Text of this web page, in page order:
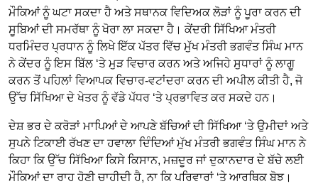
ਮੌਕਿਆਂ ਨੂੰ ਘਟਾ ਸਕਦਾ ਹੈ ਅਤੇ ਸਥਾਨਕ ਵਿਦਿਅਕ ਲੋੜਾਂ ਨੂੰ ਪੂਰਾ ਕਰਨ ਦੀ
ਸੂਬਿਆਂ ਦੀ ਸਮਰੱਥਾ ਨੂੰ ਖੋਰਾ ਲਾ ਸਕਦਾ ਹੈ। ਕੇਂਦਰੀ ਸਿੱਖਿਆ ਮੰਤਰੀ
ਧਰਮਿੰਦਰ ਪ੍ਰਧਾਨ ਨੂੰ ਲਿਖੇ ਇੱਕ ਪੱਤਰ ਵਿੱਚ ਮੁੱਖ ਮੰਤਰੀ ਭਗਵੰਤ ਸਿੰਘ ਮਾਨ
ਨੇ ਕੇਂਦਰ ਨੂੰ ਇਸ ਬਿੱਲ ‘ਤੇ ਮੁੜ ਵਿਚਾਰ ਕਰਨ ਅਤੇ ਅਜਿਹੇ ਸੁਧਾਰਾਂ ਨੂੰ ਲਾਗੂ
ਕਰਨ ਤੋਂ ਪਹਿਲਾਂ ਵਿਆਪਕ ਵਿਚਾਰ-ਵਟਾਂਦਰਾ ਕਰਨ ਦੀ ਅਪੀਲ ਕੀਤੀ ਹੈ, ਜੋ
ਉੱਚ ਸਿੱਖਿਆ ਦੇ ਖੇਤਰ ਨੂੰ ਵੱਡੇ ਪੱਧਰ ‘ਤੇ ਪ੍ਰਭਾਵਿਤ ਕਰ ਸਕਦੇ ਹਨ।
ਦੇਸ਼ ਭਰ ਦੇ ਕਰੋੜਾਂ ਮਾਪਿਆਂ ਦੇ ਆਪਣੇ ਬੱਚਿਆਂ ਦੀ ਸਿੱਖਿਆ ‘ਤੇ ਉਮੀਦਾਂ ਅਤੇ
ਸੁਪਨੇ ਟਿਕਾਈ ਰੱਖਣ ਦਾ ਹਵਾਲਾ ਦਿੰਦਿਆਂ ਮੁੱਖ ਮੰਤਰੀ ਭਗਵੰਤ ਸਿੰਘ ਮਾਨ ਨੇ
ਕਿਹਾ ਕਿ ਉੱਚ ਸਿੱਖਿਆ ਕਿਸੇ ਕਿਸਾਨ, ਮਜ਼ਦੂਰ ਜਾਂ ਦੁਕਾਨਦਾਰ ਦੇ ਬੱਚੇ ਲਈ
ਮੌਕਿਆਂ ਦਾ ਰਾਹ ਹੋਣੀ ਚਾਹੀਦੀ ਹੈ, ਨਾ ਕਿ ਪਰਿਵਾਰਾਂ ‘ਤੇ ਆਰਥਿਕ ਬੋਝ।